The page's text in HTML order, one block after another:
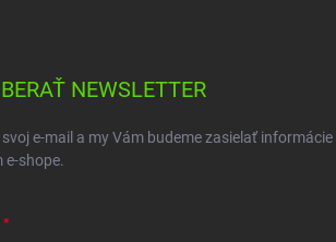
NEWSLETTER
e-mail a my Vám budeme zasielať
e-shope.